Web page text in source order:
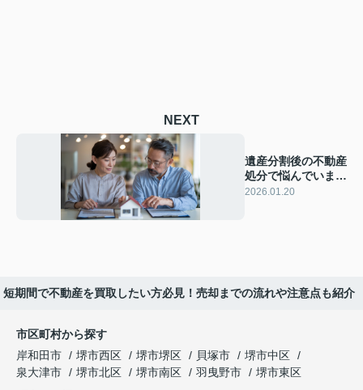
NEXT
遺産分割後の不動産
処分で悩んでいませ
んか？買取方法や進
2026.01.20
短期間で不動産を買取したい方必見！売却までの流れや注意点も紹介
市区町村から探す
岸和田市
堺市西区 堺市堺区 貝塚市
堺市中区
泉大津市
堺市北区 堺市南区 羽曳野市
堺市東区